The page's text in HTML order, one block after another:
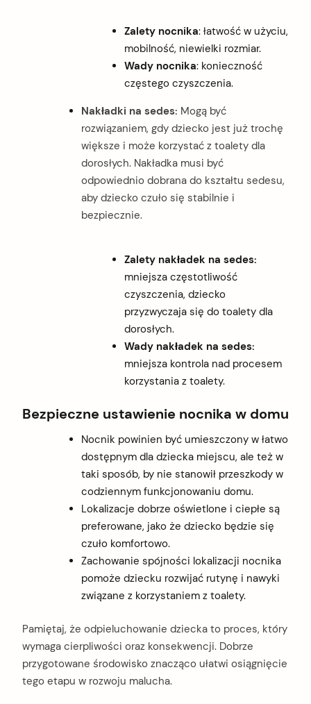
Zalety nocnika: łatwość w użyciu,
mobilność, niewielki rozmiar.
Wady nocnika: konieczność
częstego czyszczenia.
Nakładki na sedes: Mogą być
rozwiązaniem, gdy dziecko jest już trochę
większe i może korzystać z toalety dla
dorosłych. Nakładka musi być
odpowiednio dobrana do kształtu sedesu,
aby dziecko czuło się stabilnie i
bezpiecznie.
Zalety nakładek na sedes:
mniejsza częstotliwość
czyszczenia, dziecko
przyzwyczaja się do toalety dla
dorosłych.
Wady nakładek na sedes:
mniejsza kontrola nad procesem
korzystania z toalety.
Bezpieczne ustawienie nocnika w domu
Nocnik powinien być umieszczony w łatwo
dostępnym dla dziecka miejscu, ale też w
taki sposób, by nie stanowił przeszkody w
codziennym funkcjonowaniu domu.
Lokalizacje dobrze oświetlone i ciepłe są
preferowane, jako że dziecko będzie się
czuło komfortowo.
Zachowanie spójności lokalizacji nocnika
pomoże dziecku rozwijać rutynę i nawyki
związane z korzystaniem z toalety.
Pamiętaj, że odpieluchowanie dziecka to proces, który
wymaga cierpliwości oraz konsekwencji. Dobrze
przygotowane środowisko znacząco ułatwi osiągnięcie
tego etapu w rozwoju malucha.